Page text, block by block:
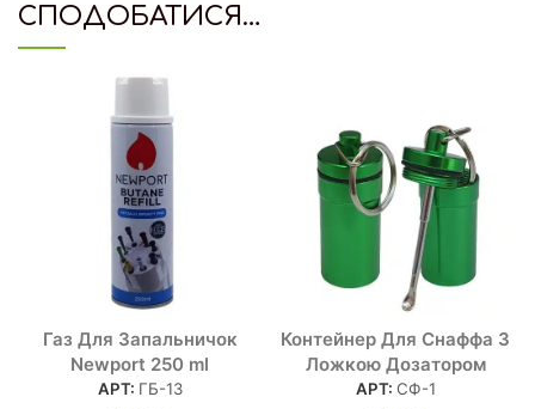
СПОДОБАТИСЯ…
Газ Для Запальничок
Newport 250 ml
АРТ: ГБ-13
Контейнер Для Снаффа З
Ложкою Дозатором
АРТ: СФ-1